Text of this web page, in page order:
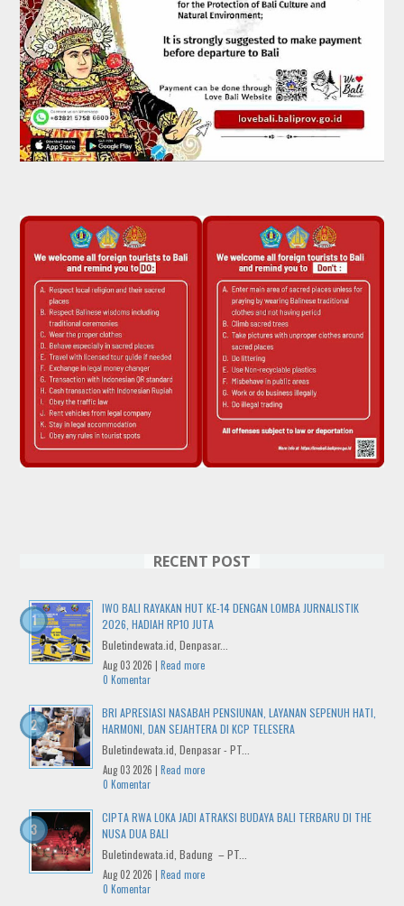
RECENT POST
IWO BALI RAYAKAN HUT KE-14 DENGAN LOMBA JURNALISTIK
2026, HADIAH RP10 JUTA
Buletindewata.id, Denpasar...
Aug 03 2026 | Read more
0 Komentar
BRI APRESIASI NASABAH PENSIUNAN, LAYANAN SEPENUH HATI,
HARMONI, DAN SEJAHTERA DI KCP TELESERA
Buletindewata.id, Denpasar - PT...
Aug 03 2026 | Read more
0 Komentar
CIPTA RWA LOKA JADI ATRAKSI BUDAYA BALI TERBARU DI THE
NUSA DUA BALI
Buletindewata.id, Badung – PT...
Aug 02 2026 | Read more
0 Komentar